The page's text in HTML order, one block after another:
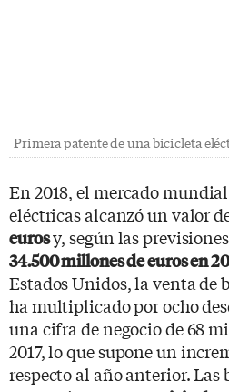
Primera patente de una bicicleta
En 2018, el mercado
eléctricas alcanzó un valor
eurosy, según las
34.500 millones de euros en
Estados Unidos, la venta de
ha multiplicado por ocho
una cifra de negocio de 68
2017, lo que supone un
respecto al año anterior.